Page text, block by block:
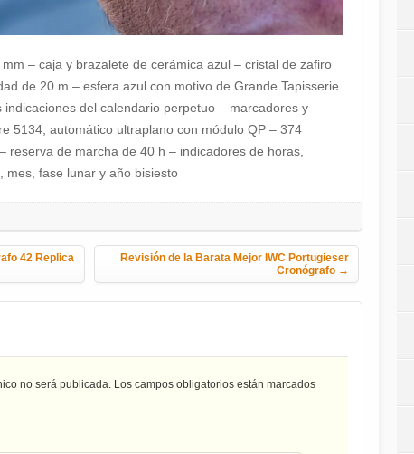
– caja y brazalete de cerámica azul – cristal de zafiro
de 20 m – esfera azul con motivo de Grande Tapisserie
del calendario perpetuo – marcadores y
5134, automático ultraplano con módulo QP – 374
reserva de marcha de 40 h – indicadores de horas,
mes, fase lunar y año bisiesto
42 Replica
Revisión de la Barata Mejor IWC Portugieser
Cronógrafo →
no será publicada. Los campos obligatorios están marcados